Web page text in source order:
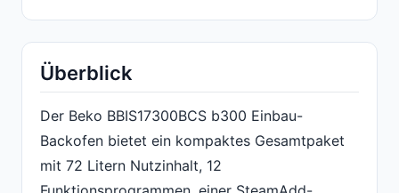
Überblick
Der Beko BBIS17300BCS b300 Einbau-
Backofen bietet ein kompaktes Gesamtpaket
mit 72 Litern Nutzinhalt, 12